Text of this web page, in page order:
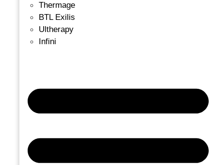
Thermage
BTL Exilis
Ultherapy
Infini